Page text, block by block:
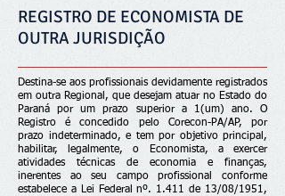
REGISTRO DE ECONOMISTA DE
OUTRA JURISDIÇÃO
Destina-se aos profissionais devidamente registrados
em outra Regional, que desejam atuar no Estado do
Paraná por um prazo superior a 1(um) ano. O
Registro é concedido pelo Corecon-PA/AP, por
prazo indeterminado, e tem por objetivo principal,
habilitar, legalmente, o Economista, a exercer
atividades técnicas de economia e finanças,
inerentes ao seu campo profissional conforme
estabelece a Lei Federal nº. 1.411 de 13/08/1951,